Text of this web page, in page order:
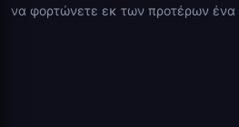
να φορτώνετε εκ των προτέρων ένα